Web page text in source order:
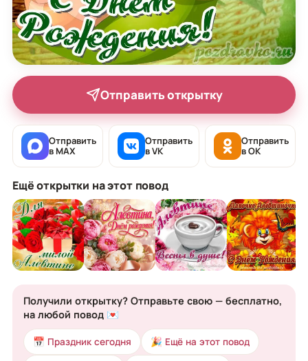
Отправить открытку
Отправить
в MAX
Отправить
в VK
Отправить
в OK
Ещё открытки на этот повод
Получили открытку? Отправьте свою — бесплатно,
на любой повод 💌
📅 Праздник сегодня 🎉 Ещё на этот повод